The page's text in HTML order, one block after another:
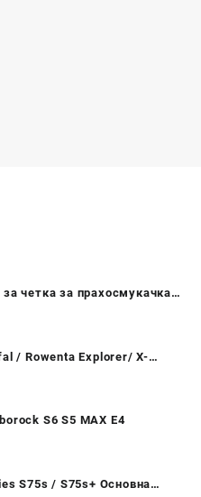
четка за прахосмукачка
900 гумени Сив/Черен
/ Rowenta Explorer/ X-
S6 S5 MAX E4
S75s / S75s+ Основна